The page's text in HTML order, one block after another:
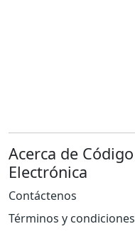
Acerca de Código
Electrónica
Contáctenos
Términos y condiciones